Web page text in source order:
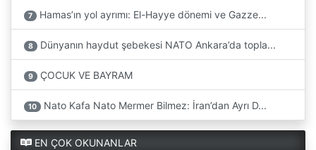
7 Hamas’ın yol ayrımı: El-Hayye dönemi ve Gazze...
8 Dünyanın haydut şebekesi NATO Ankara’da topla...
9 ÇOCUK VE BAYRAM
10 Nato Kafa Nato Mermer Bilmez: İran’dan Ayrı D...
EN ÇOK OKUNANLAR